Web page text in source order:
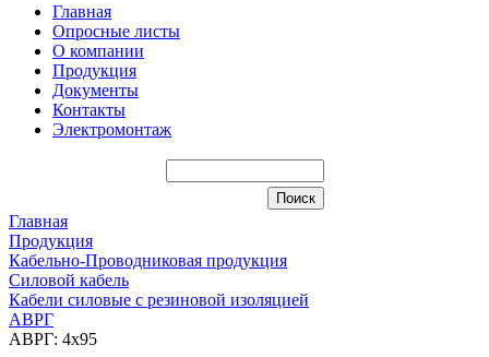
Главная
Опросные листы
О компании
Продукция
Документы
Контакты
Электромонтаж
Главная
Продукция
Кабельно-Проводниковая продукция
Силовой кабель
Кабели силовые с резиновой изоляцией
АВРГ
АВРГ: 4х95